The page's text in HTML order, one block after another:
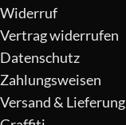
Widerruf
Vertrag widerrufen
Datenschutz
Zahlungsweisen
Versand & Lieferung